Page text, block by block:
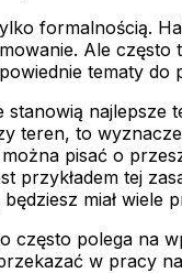
formalnością.
Ale
tematy do
teren, to
pisać o
przykładem tej
miał wiele
często polega na
w pracy